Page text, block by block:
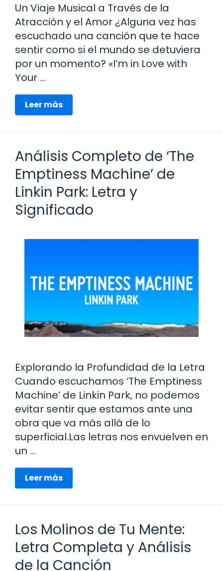
Un Viaje Musical a Través de la
Atracción y el Amor ¿Alguna vez has
escuchado una canción que te hace
sentir como si el mundo se detuviera
por un momento? «I’m in Love with
Your …
Leer más
Análisis Completo de ‘The
Emptiness Machine’ de
Linkin Park: Letra y
Significado
Explorando la Profundidad de la Letra
Cuando escuchamos ‘The Emptiness
Machine’ de Linkin Park, no podemos
evitar sentir que estamos ante una
obra que va más allá de lo
superficial.Las letras nos envuelven en
un …
Leer más
Los Molinos de Tu Mente:
Letra Completa y Análisis
de la Canción